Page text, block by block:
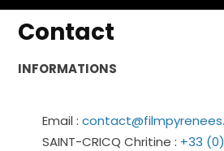
Tournage ?
Contact
INFORMATIONS
Email :
SAINT-CRICQ Chritine : +33